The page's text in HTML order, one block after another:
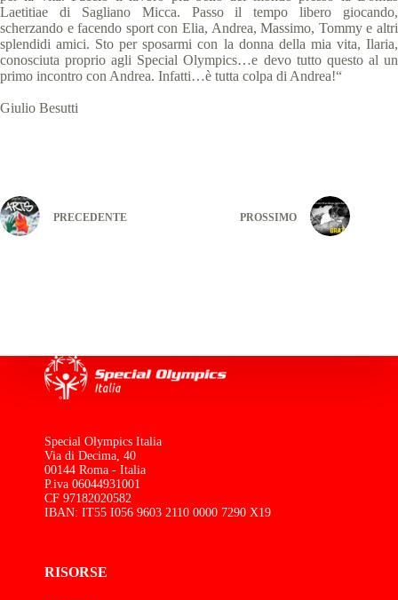
Laetitiae di Sagliano Micca. Passo il tempo libero giocando,
scherzando e facendo sport con Elia, Andrea, Massimo, Tommy e altri
splendidi amici. Sto per sposarmi con la donna della mia vita, Ilaria,
conosciuta proprio agli Special Olympics…e devo tutto questo al un
primo incontro con Andrea. Infatti…è tutta colpa di Andrea!“
Giulio Besutti
PRECEDENTE PROSSIMO
Special Olympics Italia
Via di Decima, 40
00144 Roma - Italia
P.iva 06044931001
CF 97182020582
IBAN: IT55 I056 9603 2110 0000 7290 X19
RISORSE